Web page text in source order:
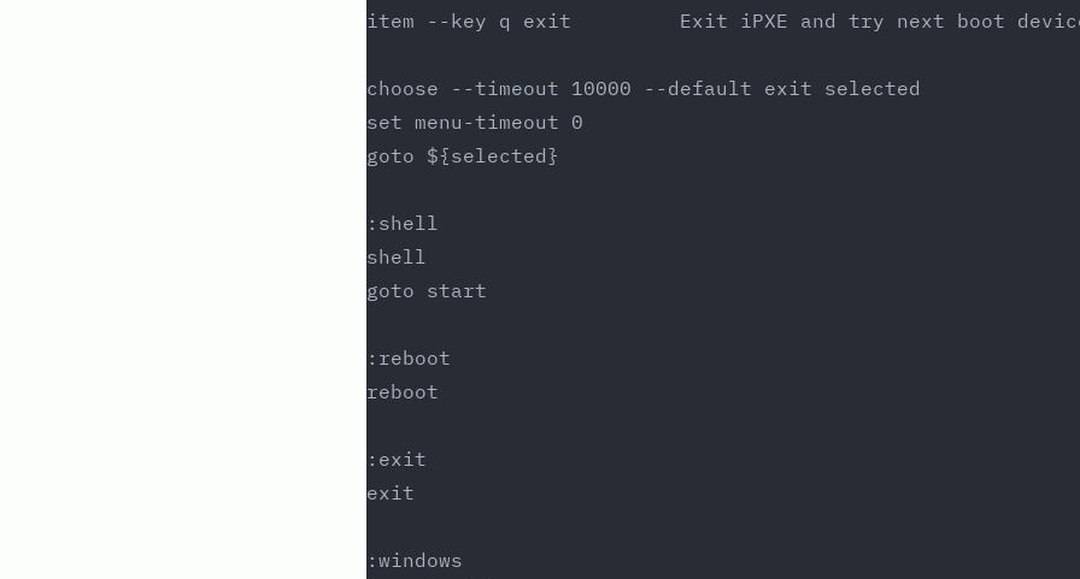
item --key q exit         Exit iPXE and try next boot
choose --timeout 10000 --default exit selected
set menu-timeout 0
goto ${selected}
:shell
shell
goto start
:reboot
reboot
:exit
exit
:windows